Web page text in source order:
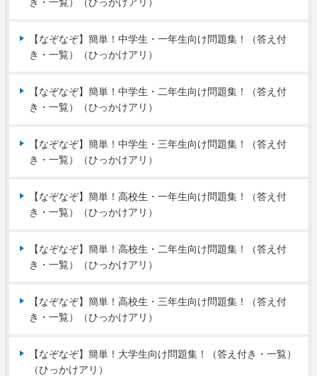
【なぞなぞ】簡単！中学生・一年生向け問題集！（答え付
き・一覧）（ひっかけアリ）
【なぞなぞ】簡単！中学生・二年生向け問題集！（答え付
き・一覧）（ひっかけアリ）
【なぞなぞ】簡単！中学生・三年生向け問題集！（答え付
き・一覧）（ひっかけアリ）
【なぞなぞ】簡単！高校生・一年生向け問題集！（答え付
き・一覧）（ひっかけアリ）
【なぞなぞ】簡単！高校生・二年生向け問題集！（答え付
き・一覧）（ひっかけアリ）
【なぞなぞ】簡単！高校生・三年生向け問題集！（答え付
き・一覧）（ひっかけアリ）
【なぞなぞ】簡単！大学生向け問題集！（答え付き・一覧）
（ひっかけアリ）